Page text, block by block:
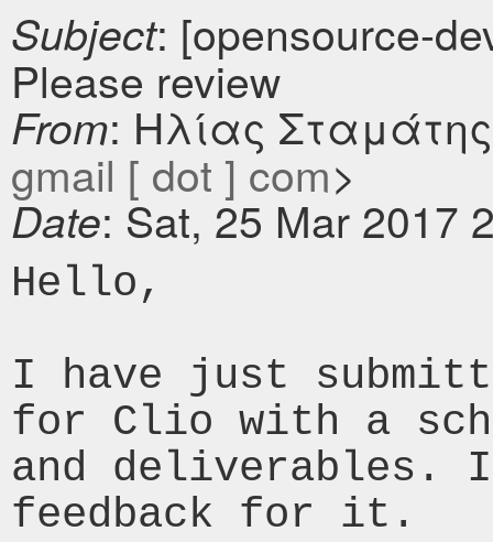
Subject: [opensource-
Please review
From: Ηλίας
gmail [ dot ] com>
Date: Sat, 25 Mar 2017
Hello,
I have just
for Clio with a
and deliverables.
feedback for it.